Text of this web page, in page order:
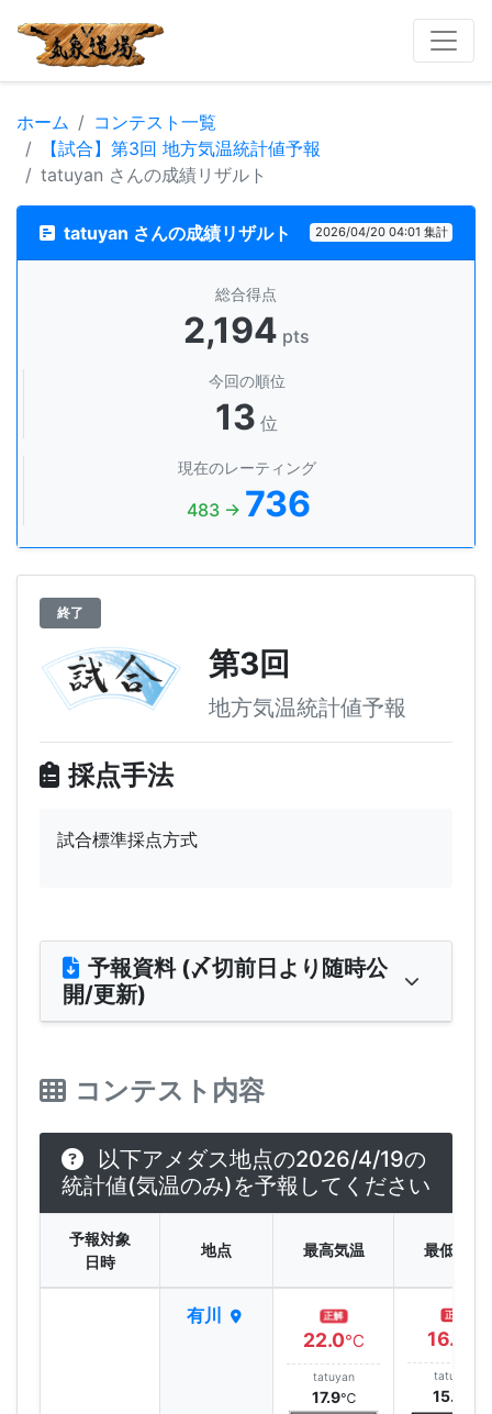
ホーム
コンテスト一覧
【試合】第3回 地方気温統計値予報
tatuyan さんの成績リザルト
tatuyan さんの成績リザルト 2026/04/20 04:01 集計
総合得点
2,194 pts
今回の順位
13 位
現在のレーティング
483 → 736
終了
第3回
地方気温統計値予報
採点手法
試合標準採点方式
予報資料 (〆切前日より随時公
開/更新)
コンテスト内容
以下アメダス地点の2026/4/19の
統計値(気温のみ)を予報してください
予報対象
日時
地点 最高気温 最低気温
有川 正解
22.0℃
tatuyan
17.9℃
正解
16.1
tatuyan
15.1